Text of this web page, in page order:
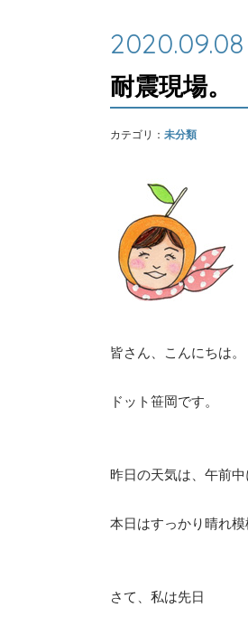
2020.09.08
耐震現場。
カテゴリ： 未分類
皆さん、こんにちは。
ドット笹岡です。
昨日の天気は、午前
本日はすっかり晴れ模
さて、私は先日